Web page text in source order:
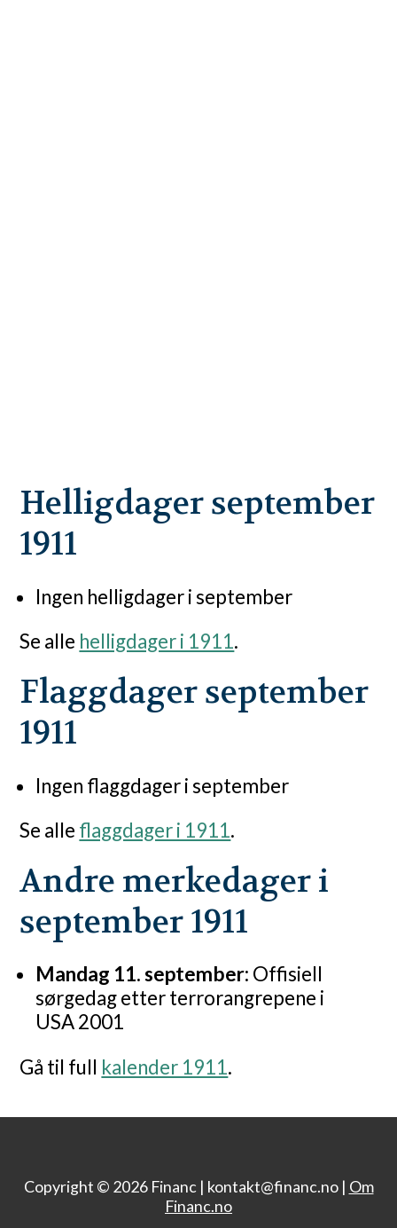
Helligdager september
1911
Ingen helligdager i september
Se alle helligdager i 1911.
Flaggdager september
1911
Ingen flaggdager i september
Se alle flaggdager i 1911.
Andre merkedager i
september 1911
Mandag 11. september: Offisiell
sørgedag etter terrorangrepene i
USA 2001
Gå til full kalender 1911.
Copyright © 2026 Financ | kontakt@financ.no | Om
Financ.no